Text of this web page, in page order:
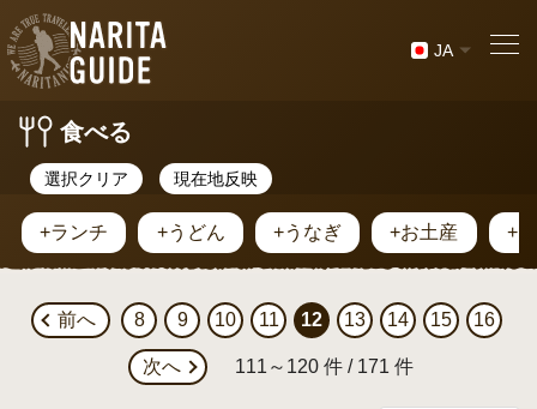
JA
食べる
選択クリア 現在地反映
+ランチ +うどん +うなぎ +お土産 +
前へ 8 9 10 11 12 13 14 15 16
次へ 111～120 件 / 171 件